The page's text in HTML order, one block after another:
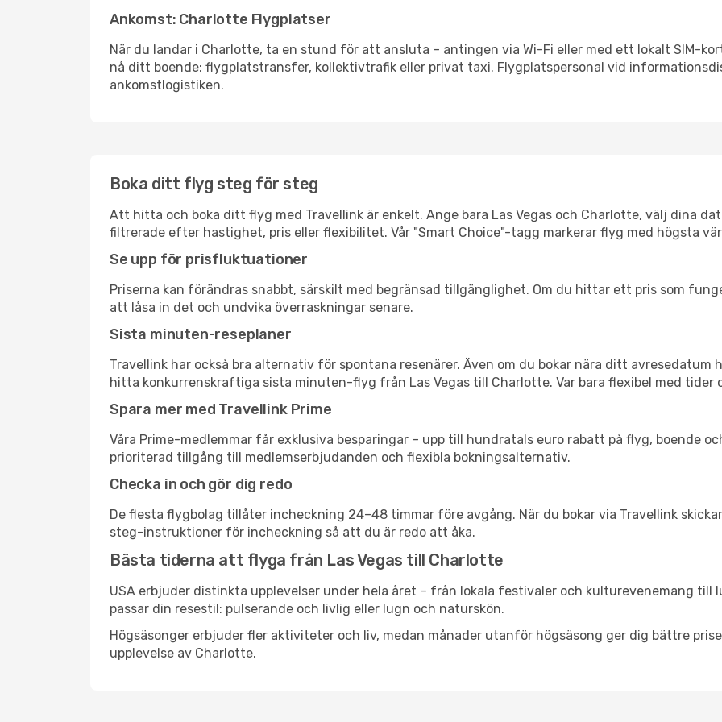
Ankomst: Charlotte Flygplatser
När du landar i Charlotte, ta en stund för att ansluta – antingen via Wi-Fi eller med ett lokalt SIM-
nå ditt boende: flygplatstransfer, kollektivtrafik eller privat taxi. Flygplatspersonal vid
ankomstlogistiken.
Boka ditt flyg steg för steg
Att hitta och boka ditt flyg med Travellink är enkelt. Ange bara Las Vegas och Charlotte, välj dina
filtrerade efter hastighet, pris eller flexibilitet. Vår "Smart Choice"-tagg markerar flyg med högsta
Se upp för prisfluktuationer
Priserna kan förändras snabbt, särskilt med begränsad tillgänglighet. Om du hittar ett pris som
att låsa in det och undvika överraskningar senare.
Sista minuten-reseplaner
Travellink har också bra alternativ för spontana resenärer. Även om du bokar nära ditt
hitta konkurrenskraftiga sista minuten-flyg från Las Vegas till Charlotte. Var bara flexibel med
Spara mer med Travellink Prime
Våra Prime-medlemmar får exklusiva besparingar – upp till hundratals euro rabatt på flyg, boende
prioriterad tillgång till medlemserbjudanden och flexibla bokningsalternativ.
Checka in och gör dig redo
De flesta flygbolag tillåter incheckning 24–48 timmar före avgång. När du bokar via Travellink
steg-instruktioner för incheckning så att du är redo att åka.
Bästa tiderna att flyga från Las Vegas till Charlotte
USA erbjuder distinkta upplevelser under hela året – från lokala festivaler och kulturevenemang till
passar din resestil: pulserande och livlig eller lugn och naturskön.
Högsäsonger erbjuder fler aktiviteter och liv, medan månader utanför högsäsong ger dig bättre
upplevelse av Charlotte.